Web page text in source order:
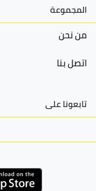
المجموعة
من نحن
اتصل بنا
تابعونا على